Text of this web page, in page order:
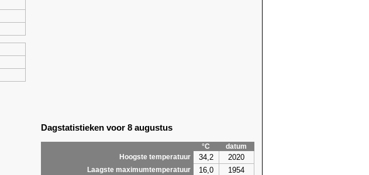
Dagstatistieken voor 8 augustus
°C
datum
Hoogste temperatuur
34,2 2020
Laagste maximumtemperatuur 16,0 1954